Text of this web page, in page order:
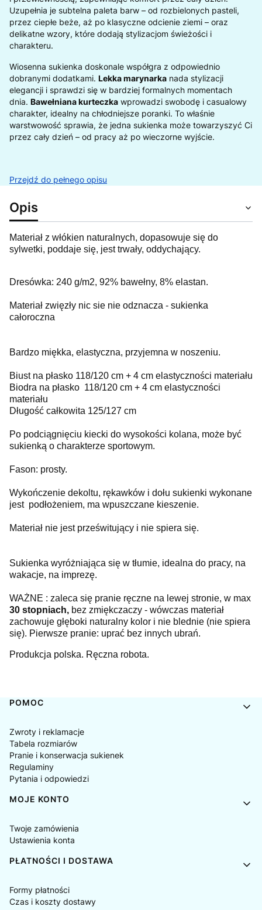
Uzupełnia je subtelna paleta barw – od rozbielonych pasteli,
przez ciepłe beże, aż po klasyczne odcienie ziemi – oraz
delikatne wzory, które dodają stylizacjom świeżości i
charakteru.
Wiosenna sukienka doskonale współgra z odpowiednio
dobranymi dodatkami. Lekka marynarka nada stylizacji
elegancji i sprawdzi się w bardziej formalnych momentach
dnia. Bawełniana kurteczka wprowadzi swobodę i casualowy
charakter, idealny na chłodniejsze poranki. To właśnie
warstwowość sprawia, że jedna sukienka może towarzyszyć Ci
przez cały dzień – od pracy aż po wieczorne wyjście.
Przejdź do pełnego opisu
Opis
Materiał z włókien naturalnych, dopasowuje się do
sylwetki, poddaje się, jest trwały, oddychający.
Dresówka: 240 g/m2, 92% bawełny, 8% elastan.
Materiał zwięzły nic sie nie odznacza - sukienka
całoroczna
Bardzo miękka, elastyczna, przyjemna w noszeniu.
Biust na płasko 118/120 cm + 4 cm elastyczności materiału
Biodra na płasko 118/120 cm + 4 cm elastyczności
materiału
Długość całkowita 125/127 cm
Po podciągnięciu kiecki do wysokości kolana, może być
sukienką o charakterze sportowym.
Fason: prosty.
Wykończenie dekoltu, rękawków i dołu sukienki wykonane
jest podłożeniem, ma wpuszczane kieszenie.
Materiał nie jest prześwitujący i nie spiera się.
Sukienka wyróżniająca się w tłumie, idealna do pracy, na
wakacje, na imprezę.
WAŻNE : zaleca się pranie ręczne na lewej stronie, w max
30 stopniach, bez zmiękczaczy - wówczas materiał
zachowuje głęboki naturalny kolor i nie blednie (nie spiera
się). Pierwsze pranie: uprać bez innych ubrań.
Produkcja polska. Ręczna robota.
Linki w stopce
POMOC
Zwroty i reklamacje
Tabela rozmiarów
Pranie i konserwacja sukienek
Regulaminy
Pytania i odpowiedzi
MOJE KONTO
Twoje zamówienia
Ustawienia konta
PŁATNOŚCI I DOSTAWA
Formy płatności
Czas i koszty dostawy